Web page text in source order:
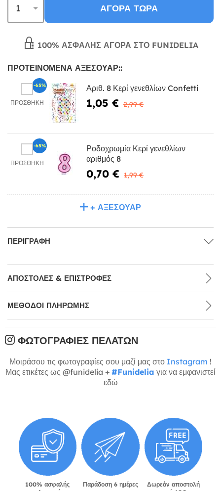
ΑΓΟΡΆ ΤΏΡΑ
100% ΑΣΦΑΛΉΣ ΑΓΟΡΆ ΣΤΟ FUNIDELIA
ΠΡΟΤΕΙΝΌΜΕΝΑ ΑΞΕΣΟΥΆΡ::
ΠΡΟΣΘΉΚΗ
Αριθ. 8 Κερί γενεθλίων Confetti
1,05 € 2,99 €
-65%
ΠΡΟΣΘΉΚΗ
Ροδοχρωμία Κερί γενεθλίων
αριθμός 8
0,70 € 1,99 €
-65%
+ ΑΞΕΣΟΥΆΡ
ΠΕΡΙΓΡΑΦΉ
ΑΠΟΣΤΟΛΈΣ & ΕΠΙΣΤΡΟΦΈΣ
ΜΕΘΌΔΟΙ ΠΛΗΡΩΜΉΣ
ΦΩΤΟΓΡΑΦΊΕΣ ΠΕΛΑΤΏΝ
Μοιράσου τις φωτογραφίες σου μαζί μας στο Instagram !
Μας ετικέτες ως @funidelia + #Funidelia για να εμφανιστεί
εδώ
100% ασφαλής
Παράδοση 6 ημέρες
Δωρεάν αποστολή